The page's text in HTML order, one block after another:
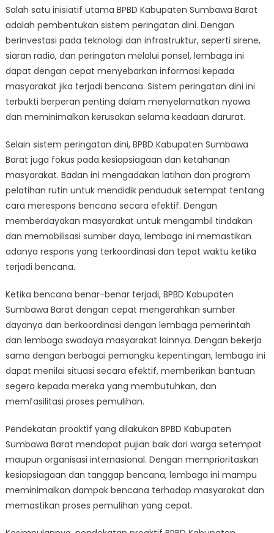
Salah satu inisiatif utama BPBD Kabupaten Sumbawa Barat
adalah pembentukan sistem peringatan dini. Dengan
berinvestasi pada teknologi dan infrastruktur, seperti sirene,
siaran radio, dan peringatan melalui ponsel, lembaga ini
dapat dengan cepat menyebarkan informasi kepada
masyarakat jika terjadi bencana. Sistem peringatan dini ini
terbukti berperan penting dalam menyelamatkan nyawa
dan meminimalkan kerusakan selama keadaan darurat.
Selain sistem peringatan dini, BPBD Kabupaten Sumbawa
Barat juga fokus pada kesiapsiagaan dan ketahanan
masyarakat. Badan ini mengadakan latihan dan program
pelatihan rutin untuk mendidik penduduk setempat tentang
cara merespons bencana secara efektif. Dengan
memberdayakan masyarakat untuk mengambil tindakan
dan memobilisasi sumber daya, lembaga ini memastikan
adanya respons yang terkoordinasi dan tepat waktu ketika
terjadi bencana.
Ketika bencana benar-benar terjadi, BPBD Kabupaten
Sumbawa Barat dengan cepat mengerahkan sumber
dayanya dan berkoordinasi dengan lembaga pemerintah
dan lembaga swadaya masyarakat lainnya. Dengan bekerja
sama dengan berbagai pemangku kepentingan, lembaga ini
dapat menilai situasi secara efektif, memberikan bantuan
segera kepada mereka yang membutuhkan, dan
memfasilitasi proses pemulihan.
Pendekatan proaktif yang dilakukan BPBD Kabupaten
Sumbawa Barat mendapat pujian baik dari warga setempat
maupun organisasi internasional. Dengan memprioritaskan
kesiapsiagaan dan tanggap bencana, lembaga ini mampu
meminimalkan dampak bencana terhadap masyarakat dan
memastikan proses pemulihan yang cepat.